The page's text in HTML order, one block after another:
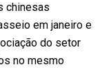
chinesas
em janeiro e
do setor
no mesmo